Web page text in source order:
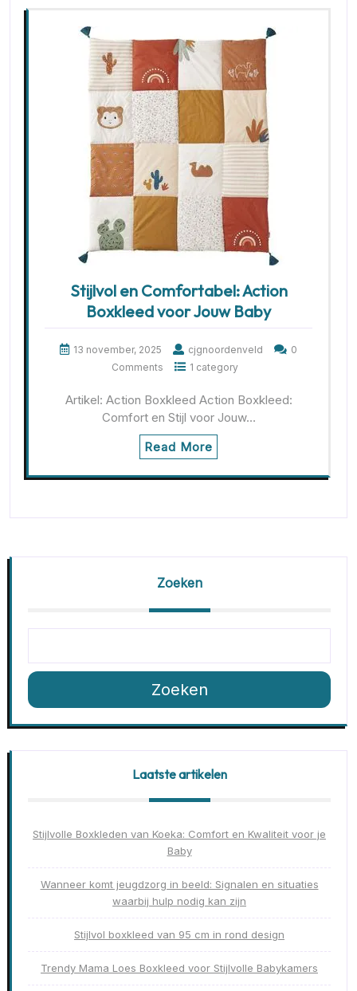
Stijlvol en Comfortabel: Action
Boxkleed voor Jouw Baby
13 november, 2025 cjgnoordenveld
0
Comments
1 category
Artikel: Action Boxkleed Action Boxkleed:
Comfort en Stijl voor Jouw…
Read More
Zoeken
Zoeken
Laatste artikelen
Stijlvolle Boxkleden van Koeka: Comfort en Kwaliteit voor je
Baby
Wanneer komt jeugdzorg in beeld: Signalen en situaties
waarbij hulp nodig kan zijn
Stijlvol boxkleed van 95 cm in rond design
Trendy Mama Loes Boxkleed voor Stijlvolle Babykamers